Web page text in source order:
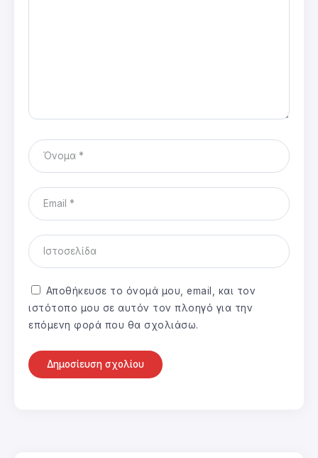
Αποθήκευσε το όνομά μου, email, και τον
ιστότοπο μου σε αυτόν τον πλοηγό για την
επόμενη φορά που θα σχολιάσω.